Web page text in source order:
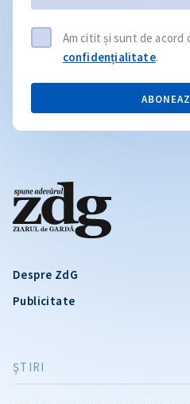
Despre ZdG
Publicitate
ŞTIRI
Am citit și sunt de acord
confidențialitate.